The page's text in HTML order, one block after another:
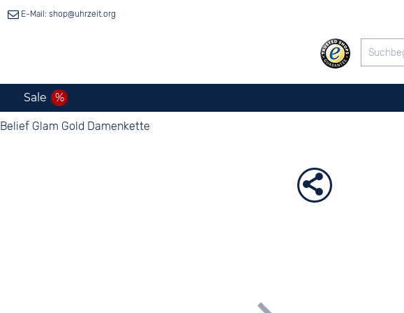
E-Mail: shop@uhrzeit.org
Sale
Belief Glam Gold Damenkette